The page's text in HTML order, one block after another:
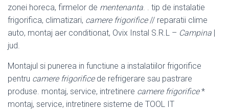
zonei horeca, firmelor de mentenanta . . tip de instalatie
frigorifica, climatizari, camere frigorifice// reparatii clime
auto, montaj aer conditionat, Ovix Instal S.R.L – Campina |
jud.
Montajul si punerea in functiune a instalatiilor frigorifice
pentru camere frigorificede refrigerare sau pastrare
produse. montaj, service, intretinere camere frigorifice*
montaj, service, intretinere sisteme de TOOL IT